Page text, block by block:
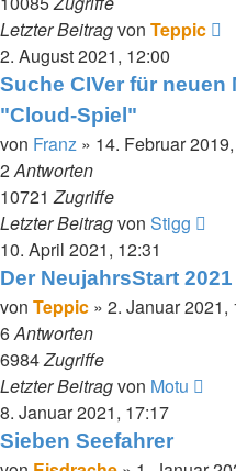
Letzter Beitragvon Teppic
2. August 2021, 12:00
Suche CIVer für
"Cloud-Spiel"
von Franz » 14. Februar
2Antworten
10721Zugriffe
Letzter Beitragvon Stigg
10. April 2021, 12:31
Der NeujahrsStart
von Teppic » 2. Januar 2021,
6Antworten
6984Zugriffe
Letzter Beitragvon Motu
8. Januar 2021, 17:17
Sieben Seefahrer